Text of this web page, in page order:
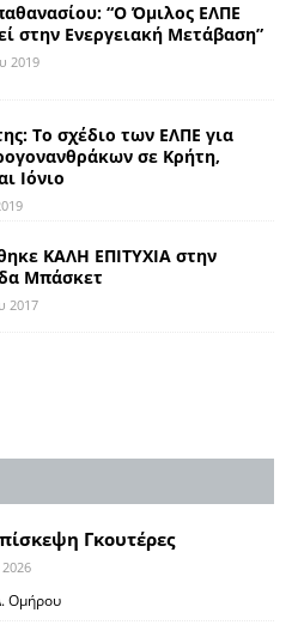
“Ο Όμιλος ΕΛΠΕ
στην Ενεργειακή Μετάβαση”
2019
Το σχέδιο των ΕΛΠΕ για
σε Κρήτη,
Ιόνιο
ΚΑΛΗ ΕΠΙΤΥΧΙΑ στην
Μπάσκετ
2017
Γκουτέρες
Ομήρου